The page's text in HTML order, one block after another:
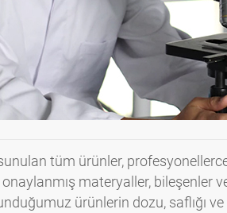
tüm ürünler,
materyaller, bileşenler
ürünlerin dozu, saflığı